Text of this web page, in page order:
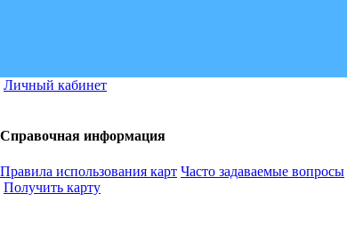
Личный кабинет
Справочная информация
Правила использования карт Часто задаваемые вопросы
Получить карту